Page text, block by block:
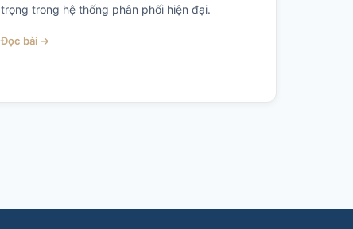
trọng trong hệ thống phân phối hiện đại.
Đọc bài →